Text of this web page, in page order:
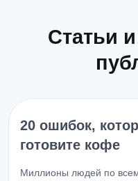
Статьи
20 ошибок,
готовите кофе
Миллионы людей по